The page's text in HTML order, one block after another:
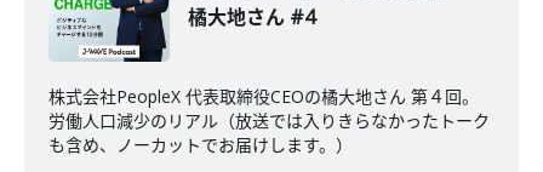
橘大地さん #4
株式会社PeopleX 代表取締役CEOの橘大地さん 第４回。
労働人口減少のリアル（放送では入りきらなかったトーク
も含め、ノーカットでお届けします。）